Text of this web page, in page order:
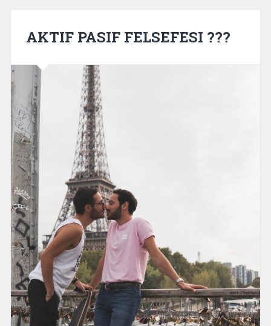
AKTIF PASIF FELSEFESI ???